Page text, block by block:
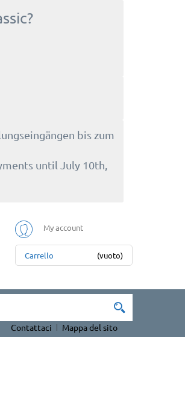
bis zum
until July 10th,
My account
Carrello (vuoto)
Contattaci Mappa del sito